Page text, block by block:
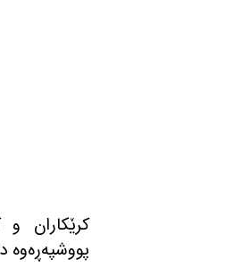
پووشپه‌ڕه‌وه‌